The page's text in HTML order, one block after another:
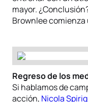
mayor.
Brownlee
Regreso de los
Si hablamos de
acción, Nicola Spirig